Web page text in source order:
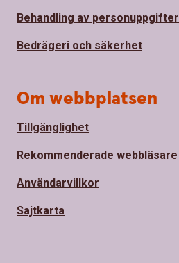
Behandling av personuppgifter
Bedrägeri och säkerhet
Om webbplatsen
Tillgänglighet
Rekommenderade webbläsare
Användarvillkor
Sajtkarta